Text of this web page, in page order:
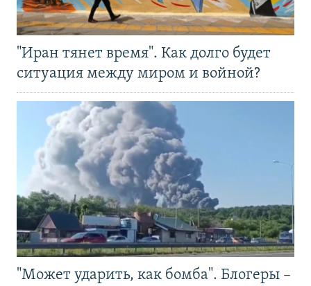
"Иран тянет время". Как долго будет
ситуация между миром и войной?
"Может ударить, как бомба". Блогеры –